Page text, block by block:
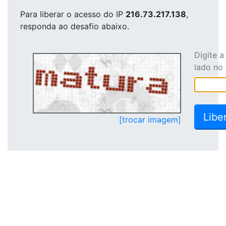
Para liberar o acesso do IP 216.73.217.138,
responda ao desafio abaixo.
[trocar imagem]
Digite
lado no